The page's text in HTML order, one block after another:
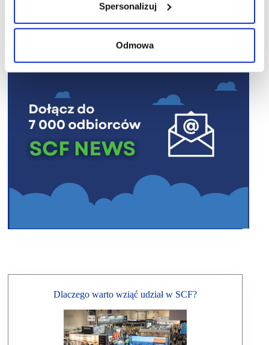
Spersonalizuj
Odmowa
R E K L A M A
Dlaczego warto wziąć udział w SCF?